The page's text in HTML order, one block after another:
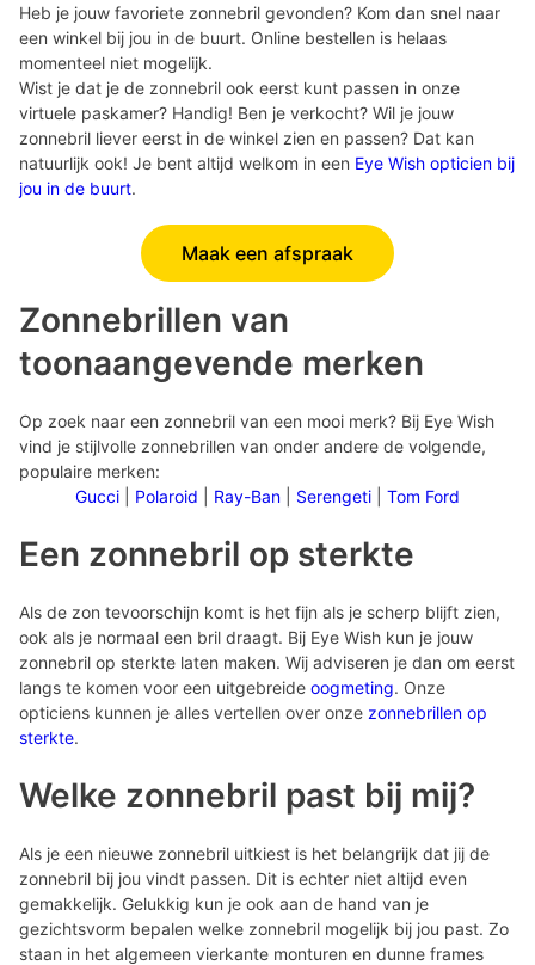
Heb je jouw favoriete zonnebril gevonden? Kom dan snel naar
een winkel bij jou in de buurt. Online bestellen is helaas
momenteel niet mogelijk.
Wist je dat je de zonnebril ook eerst kunt passen in onze
virtuele paskamer? Handig! Ben je verkocht? Wil je jouw
zonnebril liever eerst in de winkel zien en passen? Dat kan
natuurlijk ook! Je bent altijd welkom in een Eye Wish opticien bij
jou in de buurt.
Maak een afspraak
Zonnebrillen van
toonaangevende merken
Op zoek naar een zonnebril van een mooi merk? Bij Eye Wish
vind je stijlvolle zonnebrillen van onder andere de volgende,
populaire merken:
Gucci
Polaroid Ray-Ban Serengeti Tom Ford
Een zonnebril op sterkte
Als de zon tevoorschijn komt is het fijn als je scherp blijft zien,
ook als je normaal een bril draagt. Bij Eye Wish kun je jouw
zonnebril op sterkte laten maken. Wij adviseren je dan om eerst
langs te komen voor een uitgebreide oogmeting. Onze
opticiens kunnen je alles vertellen over onze zonnebrillen op
sterkte.
Welke zonnebril past bij mij?
Als je een nieuwe zonnebril uitkiest is het belangrijk dat jij de
zonnebril bij jou vindt passen. Dit is echter niet altijd even
gemakkelijk. Gelukkig kun je ook aan de hand van je
gezichtsvorm bepalen welke zonnebril mogelijk bij jou past. Zo
staan in het algemeen vierkante monturen en dunne frames